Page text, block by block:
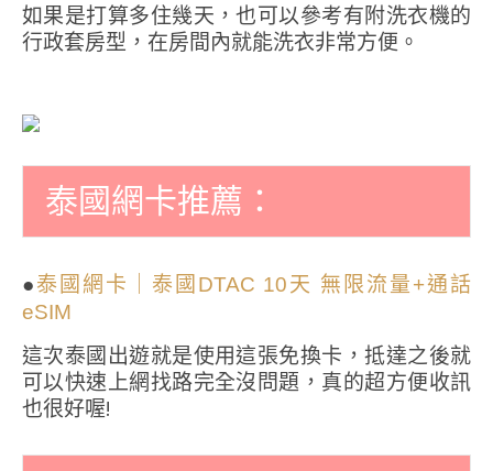
如果是打算多住幾天，也可以參考有附洗衣機的
行政套房型，在房間內就能洗衣非常方便。
泰國網卡推薦：
●泰國網卡｜泰國DTAC 10天 無限流量+通話
eSIM
這次泰國出遊就是使用這張免換卡，抵達之後就
可以快速上網找路完全沒問題，真的超方便收訊
也很好喔!